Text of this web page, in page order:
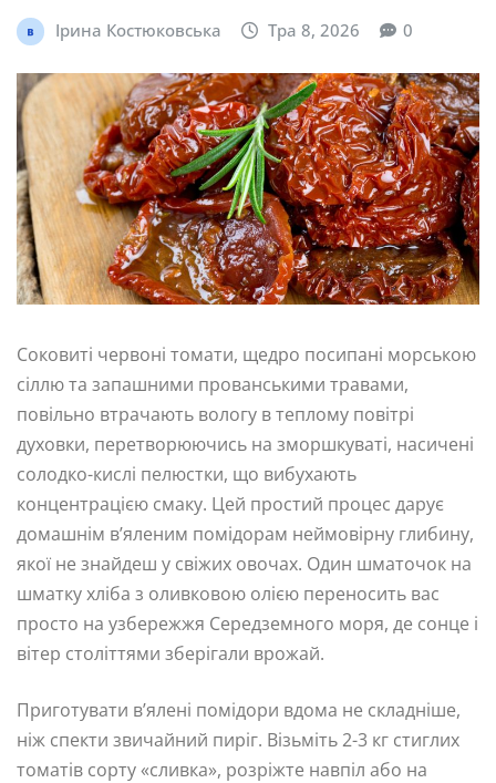
Ірина Костюковська Тра 8, 2026 0
Соковиті червоні томати, щедро посипані морською
сіллю та запашними прованськими травами,
повільно втрачають вологу в теплому повітрі
духовки, перетворюючись на зморшкуваті, насичені
солодко-кислі пелюстки, що вибухають
концентрацією смаку. Цей простий процес дарує
домашнім в’яленим помідорам неймовірну глибину,
якої не знайдеш у свіжих овочах. Один шматочок на
шматку хліба з оливковою олією переносить вас
просто на узбережжя Середземного моря, де сонце і
вітер століттями зберігали врожай.
Приготувати в’ялені помідори вдома не складніше,
ніж спекти звичайний пиріг. Візьміть 2-3 кг стиглих
томатів сорту «сливка», розріжте навпіл або на